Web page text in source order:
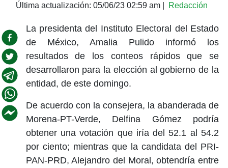
Última actualización: 05/06/23 02:59 am| Redacción
La presidenta del Instituto Electoral del Estado
de México, Amalia Pulido informó los
resultados de los conteos rápidos que se
desarrollaron para la elección al gobierno de la
entidad, de este domingo.
De acuerdo con la consejera, la abanderada de
Morena-PT-Verde, Delfina Gómez podría
obtener una votación que iría del 52.1 al 54.2
por ciento; mientras que la candidata del PRI-
PAN-PRD, Alejandro del Moral, obtendría entre